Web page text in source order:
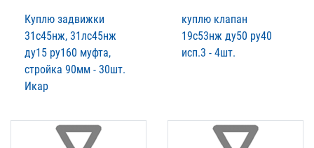
Куплю задвижки
31с45нж, 31лс45нж
ду15 ру160 муфта,
стройка 90мм - 30шт.
Икар
куплю клапан
19с53нж ду50 ру40
исп.3 - 4шт.